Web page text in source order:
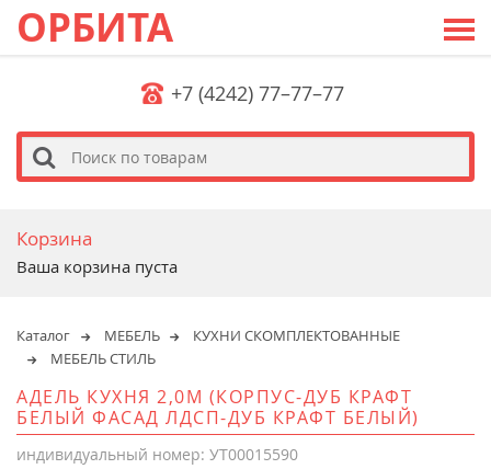
ОРБИТА
+7 (4242) 77–77–77
s
Корзина
Ваша корзина пуста
Каталог МЕБЕЛЬ
КУХНИ СКОМПЛЕКТОВАННЫЕ
МЕБЕЛЬ СТИЛЬ
АДЕЛЬ КУХНЯ 2,0М (КОРПУС-ДУБ КРАФТ
БЕЛЫЙ ФАСАД ЛДСП-ДУБ КРАФТ БЕЛЫЙ)
индивидуальный номер: УТ00015590